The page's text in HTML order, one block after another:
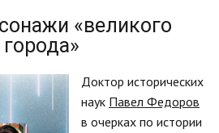
«великого
Доктор исторических
наук Павел Федоров
в очерках по истории